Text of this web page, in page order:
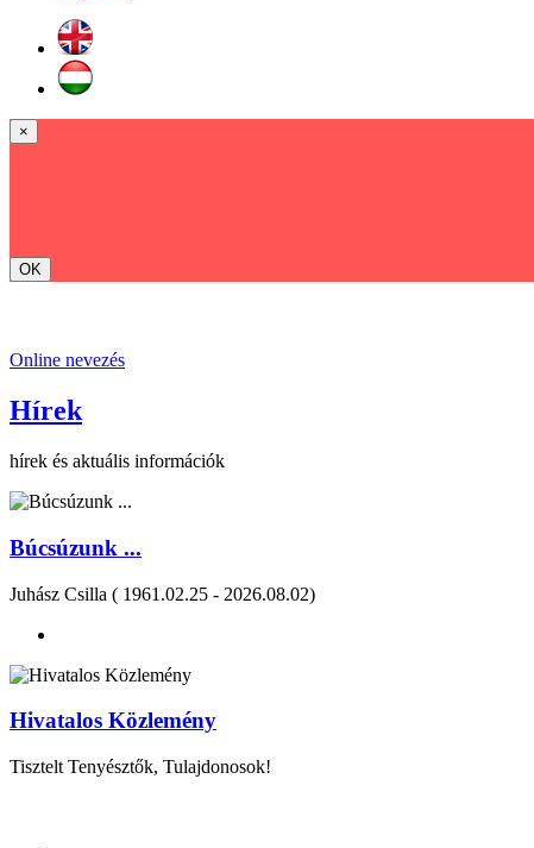
×
OK
Online nevezés
Hírek
hírek és aktuális információk
Búcsúzunk ...
Juhász Csilla ( 1961.02.25 - 2026.08.02)
Hivatalos Közlemény
Tisztelt Tenyésztők, Tulajdonosok!